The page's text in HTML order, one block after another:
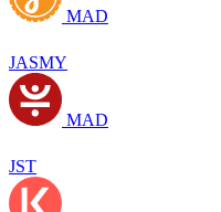
MAD
JASMY
MAD
JST